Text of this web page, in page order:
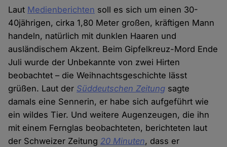
Laut Medienberichten soll es sich um einen 30-
40jährigen, cirka 1,80 Meter großen, kräftigen Mann
handeln, natürlich mit dunklen Haaren und
ausländischem Akzent. Beim Gipfelkreuz-Mord Ende
Juli wurde der Unbekannte von zwei Hirten
beobachtet – die Weihnachtsgeschichte lässt
grüßen. Laut der Süddeutschen Zeitung sagte
damals eine Sennerin, er habe sich aufgeführt wie
ein wildes Tier. Und weitere Augenzeugen, die ihn
mit einem Fernglas beobachteten, berichteten laut
der Schweizer Zeitung20 Minuten, dass er